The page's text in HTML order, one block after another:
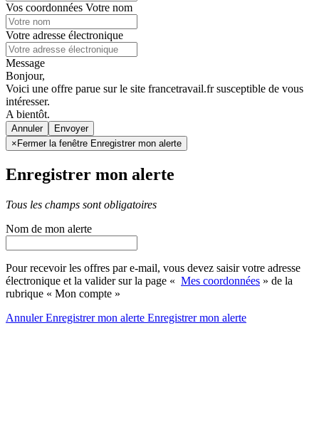
Vos coordonnées Votre nom
Votre adresse électronique
Message
Bonjour,
Voici une offre parue sur le site francetravail.fr susceptible de vous
intéresser.
A bientôt.
Annuler
× Fermer la fenêtre Enregistrer mon alerte
Enregistrer mon alerte
Tous les champs sont obligatoires
Nom de mon alerte
Pour recevoir les offres par e-mail, vous devez saisir votre adresse
électronique et la valider sur la page « Mes coordonnées » de la
rubrique « Mon compte »
AnnulerEnregistrer mon alerte Enregistrermon alerte